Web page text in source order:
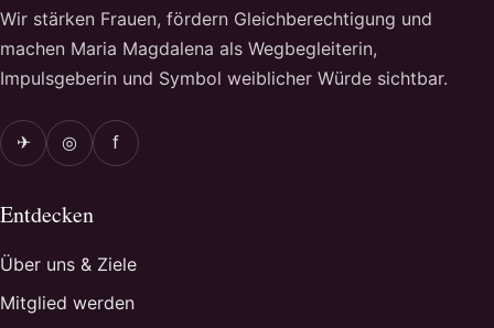
Wir stärken Frauen, fördern Gleichberechtigung und
machen Maria Magdalena als Wegbegleiterin,
Impulsgeberin und Symbol weiblicher Würde sichtbar.
✈ ◎ f
Entdecken
Über uns & Ziele
Mitglied werden